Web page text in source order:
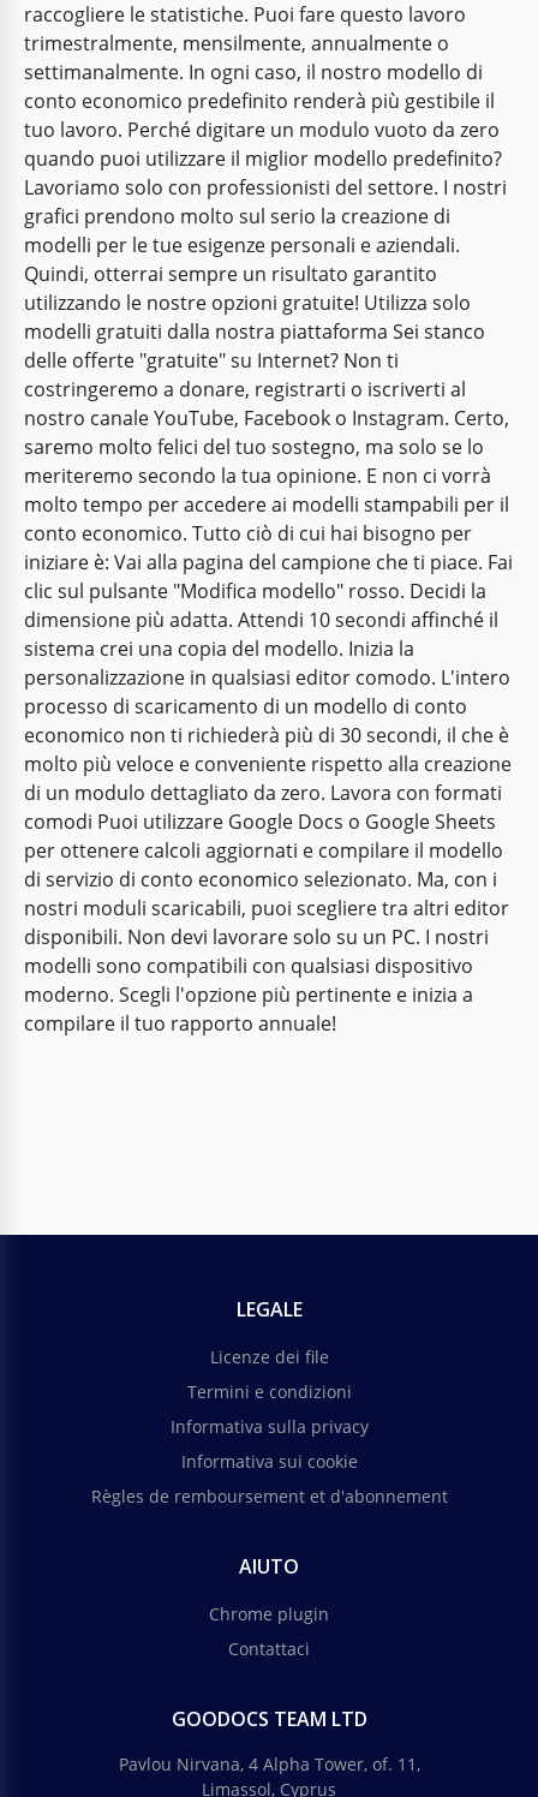
raccogliere le statistiche. Puoi fare questo lavoro
trimestralmente, mensilmente, annualmente o
settimanalmente. In ogni caso, il nostro modello di
conto economico predefinito renderà più gestibile il
tuo lavoro. Perché digitare un modulo vuoto da zero
quando puoi utilizzare il miglior modello predefinito?
Lavoriamo solo con professionisti del settore. I nostri
grafici prendono molto sul serio la creazione di
modelli per le tue esigenze personali e aziendali.
Quindi, otterrai sempre un risultato garantito
utilizzando le nostre opzioni gratuite! Utilizza solo
modelli gratuiti dalla nostra piattaforma Sei stanco
delle offerte "gratuite" su Internet? Non ti
costringeremo a donare, registrarti o iscriverti al
nostro canale YouTube, Facebook o Instagram. Certo,
saremo molto felici del tuo sostegno, ma solo se lo
meriteremo secondo la tua opinione. E non ci vorrà
molto tempo per accedere ai modelli stampabili per il
conto economico. Tutto ciò di cui hai bisogno per
iniziare è: Vai alla pagina del campione che ti piace. Fai
clic sul pulsante "Modifica modello" rosso. Decidi la
dimensione più adatta. Attendi 10 secondi affinché il
sistema crei una copia del modello. Inizia la
personalizzazione in qualsiasi editor comodo. L'intero
processo di scaricamento di un modello di conto
economico non ti richiederà più di 30 secondi, il che è
molto più veloce e conveniente rispetto alla creazione
di un modulo dettagliato da zero. Lavora con formati
comodi Puoi utilizzare Google Docs o Google Sheets
per ottenere calcoli aggiornati e compilare il modello
di servizio di conto economico selezionato. Ma, con i
nostri moduli scaricabili, puoi scegliere tra altri editor
disponibili. Non devi lavorare solo su un PC. I nostri
modelli sono compatibili con qualsiasi dispositivo
moderno. Scegli l'opzione più pertinente e inizia a
compilare il tuo rapporto annuale!
LEGALE
Licenze dei file
Termini e condizioni
Informativa sulla privacy
Informativa sui cookie
Règles de remboursement et d'abonnement
AIUTO
Chrome plugin
Contattaci
GOODOCS TEAM LTD
Pavlou Nirvana, 4 Alpha Tower, of. 11,
Limassol, Cyprus